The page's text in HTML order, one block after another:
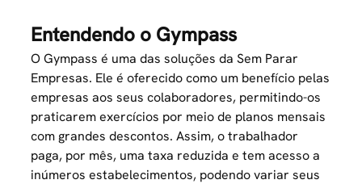
Entendendo o Gympass
O Gympass é uma das soluções da Sem Parar
Empresas. Ele é oferecido como um benefício pelas
empresas aos seus colaboradores, permitindo-os
praticarem exercícios por meio de planos mensais
com grandes descontos. Assim, o trabalhador
paga, por mês, uma taxa reduzida e tem acesso a
inúmeros estabelecimentos, podendo variar seus